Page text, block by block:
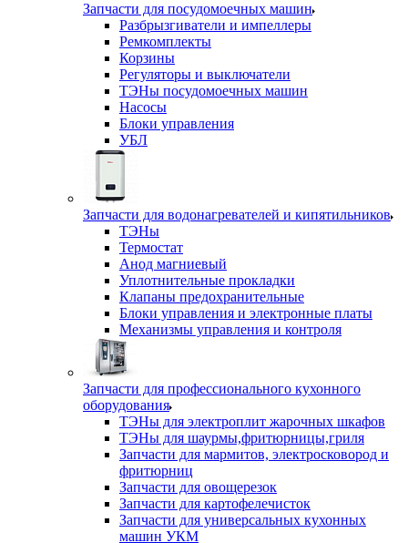
Запчасти для посудомоечных машин
Разбрызгиватели и импеллеры
Ремкомплекты
Корзины
Регуляторы и выключатели
ТЭНы посудомоечных машин
Насосы
Блоки управления
УБЛ
Запчасти для водонагревателей и кипятильников
ТЭНы
Термостат
Анод магниевый
Уплотнительные прокладки
Клапаны предохранительные
Блоки управления и электронные платы
Механизмы управления и контроля
Запчасти для профессионального кухонного
оборудования
ТЭНы для электроплит жарочных шкафов
ТЭНы для шаурмы,фритюрницы,гриля
Запчасти для мармитов, электросковород и
фритюрниц
Запчасти для овощерезок
Запчасти для картофелечисток
Запчасти для универсальных кухонных
машин УКМ